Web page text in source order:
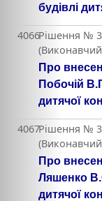
будівлі
4066Рішення №
Про
Побочій
дитячої
4067Рішення №
Про
Ляшенко
дитячої